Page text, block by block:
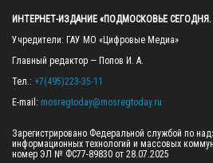
ИНТЕРНЕТ-ИЗДАНИЕ «ПОДМОСКОВЬЕ СЕГОДНЯ.
Учредители: ГАУ МО «Цифровые Медиа»
Главный редактор — Попов И. А.
Тел.: +7(495)223-35-11
E-mail: mosregtoday@mosregtoday.ru
Зарегистрировано Федеральной службой по
информационных технологий и массовых
номер ЭЛ № ФС77-89830 от 28.07.2025